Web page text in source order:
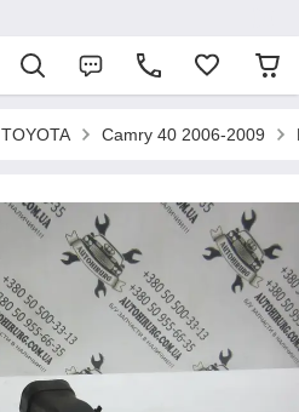
TOYOTA Camry 40 2006-2009